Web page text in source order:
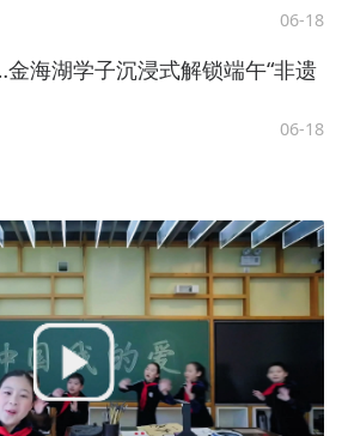
06-18
海湖学子沉浸式解锁端午“非遗
06-18